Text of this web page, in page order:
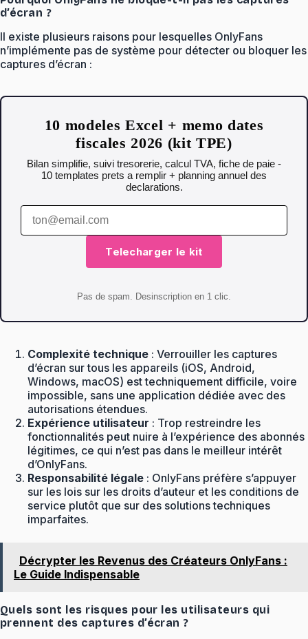
d’écran ?
Il existe plusieurs raisons pour lesquelles OnlyFans
n’implémente pas de système pour détecter ou bloquer les
captures d’écran :
10 modeles Excel + memo dates
fiscales 2026 (kit TPE)
Bilan simplifie, suivi tresorerie, calcul TVA, fiche de paie -
10 templates prets a remplir + planning annuel des
declarations.
Telecharger le kit
Pas de spam. Desinscription en 1 clic.
Complexité technique : Verrouiller les captures
d’écran sur tous les appareils (iOS, Android,
Windows, macOS) est techniquement difficile, voire
impossible, sans une application dédiée avec des
autorisations étendues.
Expérience utilisateur : Trop restreindre les
fonctionnalités peut nuire à l’expérience des abonnés
légitimes, ce qui n’est pas dans le meilleur intérêt
d’OnlyFans.
Responsabilité légale : OnlyFans préfère s’appuyer
sur les lois sur les droits d’auteur et les conditions de
service plutôt que sur des solutions techniques
imparfaites.
Décrypter les Revenus des Créateurs OnlyFans :
Le Guide Indispensable
Quels sont les risques pour les utilisateurs qui
prennent des captures d’écran ?